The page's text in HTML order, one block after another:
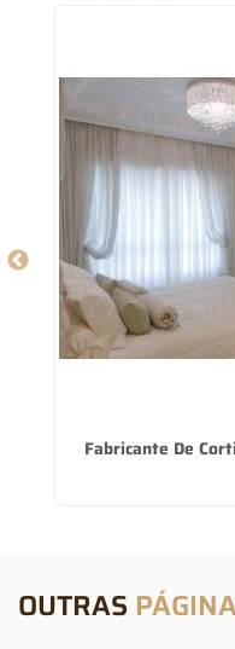
Fabricante De
OUTRAS